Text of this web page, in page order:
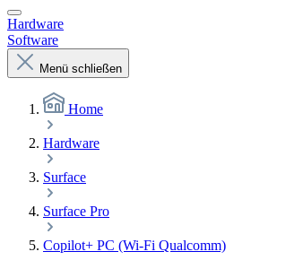
Hardware
Software
Menü schließen
Home
Hardware
Surface
Surface Pro
Copilot+ PC (Wi-Fi Qualcomm)